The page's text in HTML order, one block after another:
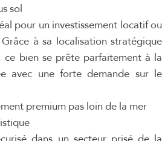
sol
pour un investissement locatif ou
à sa localisation stratégique
bien se prête parfaitement à la
avec une forte demande sur le
premium pas loin de la mer